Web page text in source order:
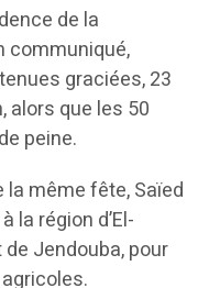
de la
communiqué,
graciées, 23
alors que les 50
peine.
la même fête, Saïed
la région d’El-
Jendouba, pour